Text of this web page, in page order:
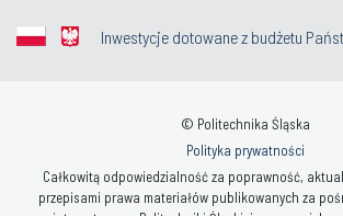
Inwestycje dotowane z budżetu
© Politechnika Śląska
Polityka prywatności
Całkowitą odpowiedzialność za poprawność,
przepisami prawa materiałów publikowanych za